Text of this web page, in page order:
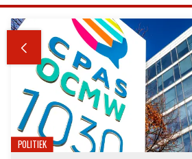

POLITIEK